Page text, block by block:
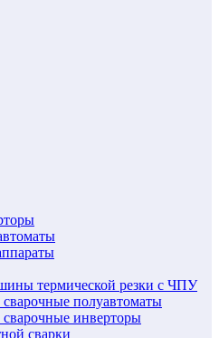
термической резки с ЧПУ
полуавтоматы
инверторы
сварки